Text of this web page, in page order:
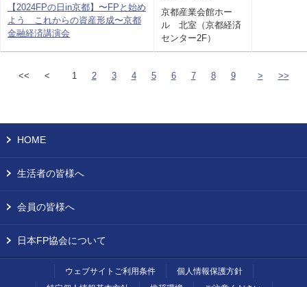
【2024FPの日in京都】〜FPと始め
よう これからの資産形成〜京都
金融経済講演会
京都産業会館ホー
ル 北室（京都経済
センター2F）
<< < 1 2 3 4 5 6 7 8 9 > >>
HOME
生活者の皆様へ
会員の皆様へ
日本FP協会について
ウェブサイトご利用条件
個人情報保護方針